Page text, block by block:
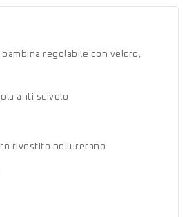
bambina regolabile con velcro,
anti scivolo
rivestito poliuretano